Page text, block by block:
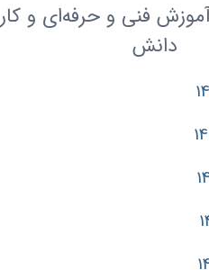
فنی و حرفه‌ای و کار
دانش